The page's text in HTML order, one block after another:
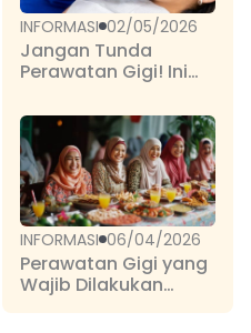
INFORMASI 02/05/2026
Jangan Tunda
Perawatan Gigi! Ini
Dasar yang Penting
dan Umum Dilakukan
INFORMASI 06/04/2026
Perawatan Gigi yang
Wajib Dilakukan